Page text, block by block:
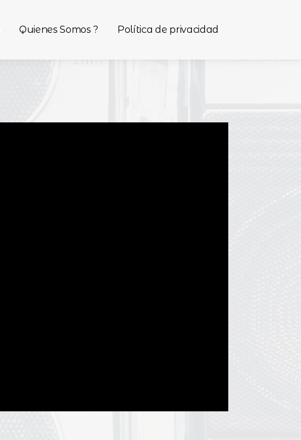
Quienes Somos ? Política de privacidad